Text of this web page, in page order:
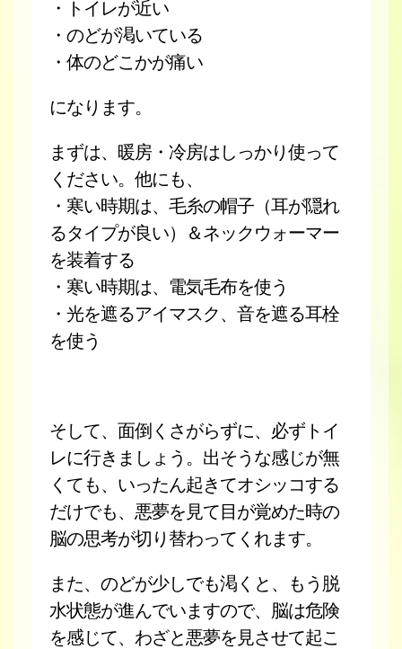
・トイレが近い
・のどが渇いている
・体のどこかが痛い
になります。
まずは、暖房・冷房はしっかり使って
ください。他にも、
・寒い時期は、毛糸の帽子（耳が隠れ
るタイプが良い）＆ネックウォーマー
を装着する
・寒い時期は、電気毛布を使う
・光を遮るアイマスク、音を遮る耳栓
を使う
そして、面倒くさがらずに、必ずトイ
レに行きましょう。出そうな感じが無
くても、いったん起きてオシッコする
だけでも、悪夢を見て目が覚めた時の
脳の思考が切り替わってくれます。
また、のどが少しでも渇くと、もう脱
水状態が進んでいますので、脳は危険
を感じて、わざと悪夢を見させて起こ